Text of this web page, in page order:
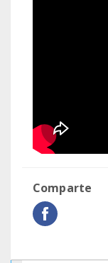
Comparte